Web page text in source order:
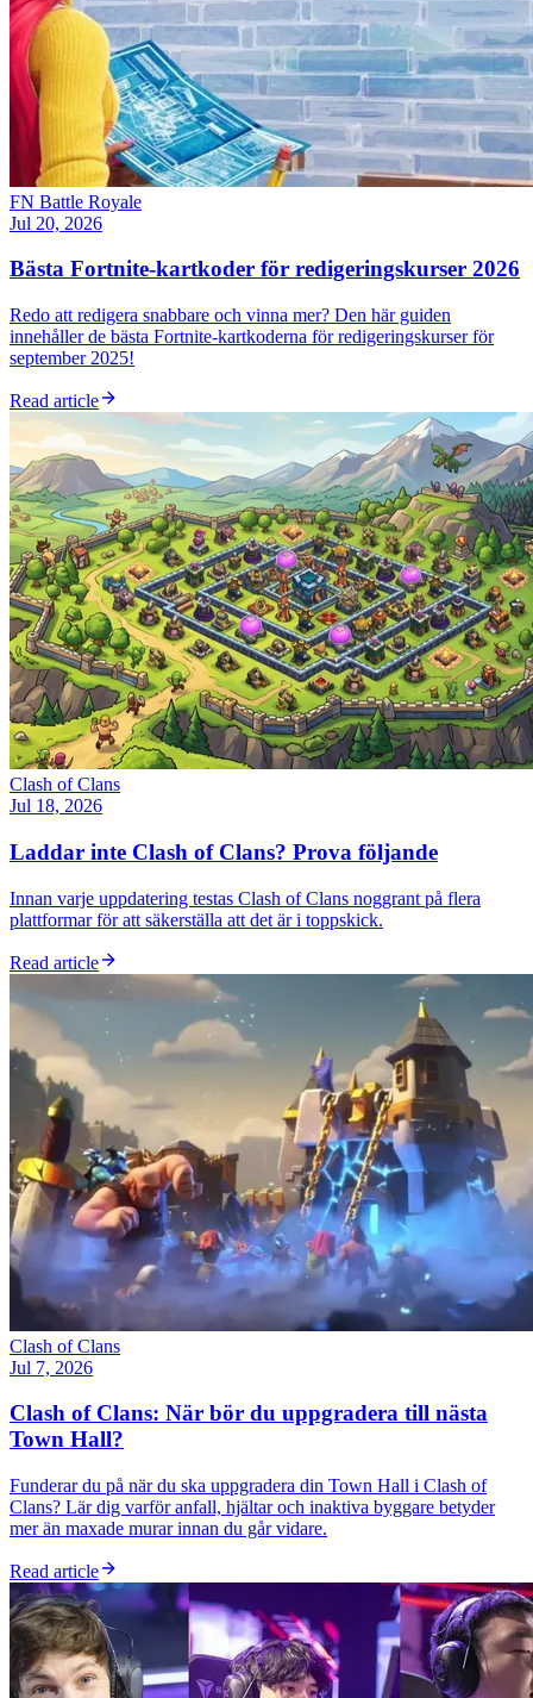
FN Battle Royale
Jul 20, 2026
Bästa Fortnite-kartkoder för redigeringskurser 2026
Redo att redigera snabbare och vinna mer? Den här guiden
innehåller de bästa Fortnite-kartkoderna för redigeringskurser för
september 2025!
Read article
Clash of Clans
Jul 18, 2026
Laddar inte Clash of Clans? Prova följande
Innan varje uppdatering testas Clash of Clans noggrant på flera
plattformar för att säkerställa att det är i toppskick.
Read article
Clash of Clans
Jul 7, 2026
Clash of Clans: När bör du uppgradera till nästa
Town Hall?
Funderar du på när du ska uppgradera din Town Hall i Clash of
Clans? Lär dig varför anfall, hjältar och inaktiva byggare betyder
mer än maxade murar innan du går vidare.
Read article